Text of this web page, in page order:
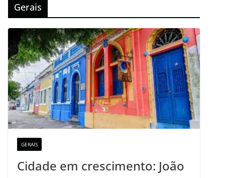
Gerais
GERAIS
Cidade em crescimento: João